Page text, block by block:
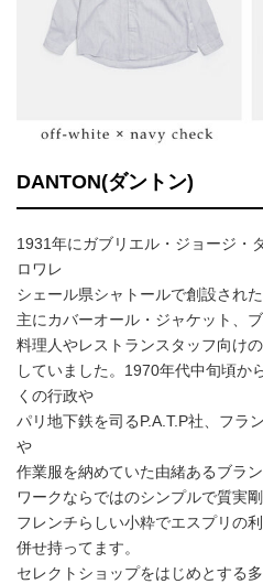
DANTON(ダントン)
1931年にガブリエル・ジョージ・
ロワレ
シェール県シャトールで創設され
主にカバーオール・ジャケット、
料理人やレストランスタッフ向け
していました。1970年代中旬頃か
くの行政や
パリ地下鉄を司るP.A.T.P社、フラ
や
作業服を納めていた由緒あるブラン
ワークならではのシンプルで質実
フレンチらしい小粋でエスプリの
併せ持ってます。
セレクトショップをはじめとする